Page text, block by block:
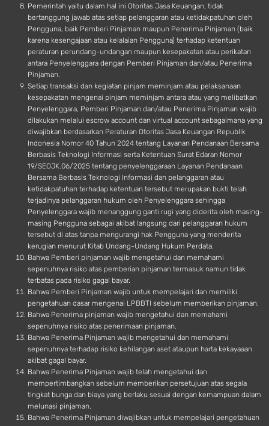
Pemerintah yaitu dalam hal ini Otoritas Jasa Keuangan, tidak
bertanggung jawab atas setiap pelanggaran atau ketidakpatuhan oleh
Pengguna, baik Pemberi Pinjaman maupun Penerima Pinjaman (baik
karena kesengajaan atau kelalaian Pengguna) terhadap ketentuan
peraturan perundang-undangan maupun kesepakatan atau perikatan
antara Penyelenggara dengan Pemberi Pinjaman dan/atau Penerima
Pinjaman.
Setiap transaksi dan kegiatan pinjam meminjam atau pelaksanaan
kesepakatan mengenai pinjam meminjam antara atau yang melibatkan
Penyelenggara, Pemberi Pinjaman dan/atau Penerima Pinjaman wajib
dilakukan melalui escrow account dan virtual account sebagaimana yang
diwajibkan berdasarkan Peraturan Otoritas Jasa Keuangan Republik
Indonesia Nomor 40 Tahun 2024 tentang Layanan Pendanaan Bersama
Berbasis Teknologi Informasi serta Ketentuan Surat Edaran Nomor
19/SEOJK.06/2025 tentang penyelenggaraan Layanan Pendanaan
Bersama Berbasis Teknologi Informasi dan pelanggaran atau
ketidakpatuhan terhadap ketentuan tersebut merupakan bukti telah
terjadinya pelanggaran hukum oleh Penyelenggara sehingga
Penyelenggara wajib menanggung ganti rugi yang diderita oleh masing-
masing Pengguna sebagai akibat langsung dari pelanggaran hukum
tersebut di atas tanpa mengurangi hak Pengguna yang menderita
kerugian menurut Kitab Undang-Undang Hukum Perdata.
Bahwa Pemberi pinjaman wajib mengetahui dan memahami
sepenuhnya risiko atas pemberian pinjaman termasuk namun tidak
terbatas pada risiko gagal bayar.
Bahwa Pemberi Pinjaman wajib untuk mempelajari dan memiliki
pengetahuan dasar mengenai LPBBTI sebelum memberikan pinjaman.
Bahwa Penerima pinjaman wajib mengetahui dan memahami
sepenuhnya risiko atas penerimaan pinjaman.
Bahwa Penerima Pinjaman wajib mengetahui dan memahami
sepenuhnya terhadap risiko kehilangan aset ataupun harta kekayaaan
akibat gagal bayar.
Bahwa Penerima Pinjaman wajib telah mengetahui dan
mempertimbangkan sebelum memberikan persetujuan atas segala
tingkat bunga dan biaya yang berlaku sesuai dengan kemampuan dalam
melunasi pinjaman.
Bahwa Penerima Pinjaman diwajibkan untuk mempelajari pengetahuan